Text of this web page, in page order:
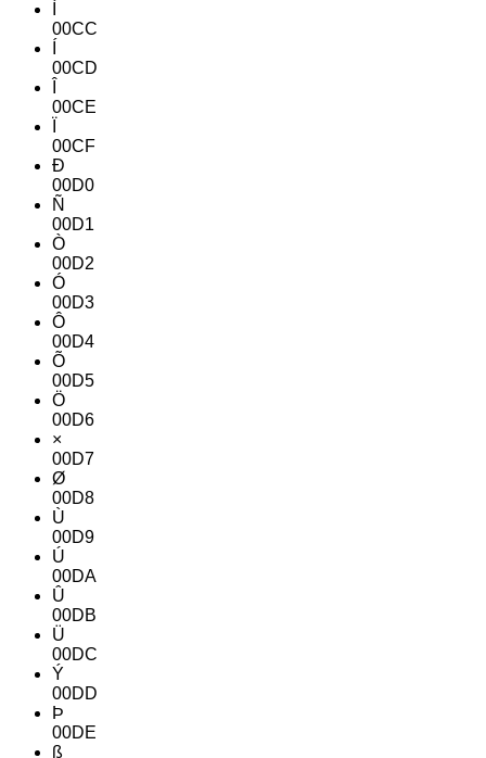
00CC
00CD
00CE
00CF
Ð
00D0
Ñ
00D1
Ò
00D2
Ó
00D3
Ô
00D4
Õ
00D5
Ö
00D6
×
00D7
Ø
00D8
Ù
00D9
Ú
00DA
Û
00DB
Ü
00DC
Ý
00DD
Þ
00DE
ß